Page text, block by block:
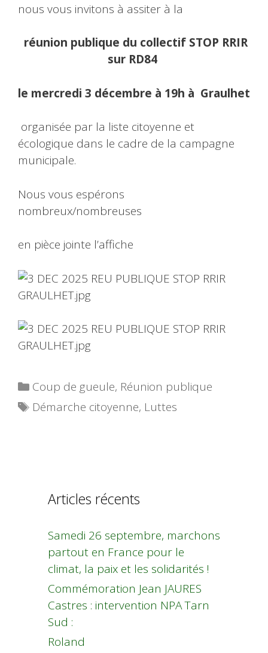
nous vous invitons à assiter à la
réunion publique du collectif STOP RRIR
sur RD84
le mercredi 3 décembre à 19h à Graulhet
organisée par la liste citoyenne et
écologique dans le cadre de la campagne
municipale.
Nous vous espérons
nombreux/nombreuses
en pièce jointe l’affiche
Catégories
Coup de gueule, Réunion publique
Étiquettes
Démarche citoyenne, Luttes
Articles récents
Samedi 26 septembre, marchons
partout en France pour le
climat, la paix et les solidarités !
Commémoration Jean JAURES
Castres : intervention NPA Tarn
Sud :
Roland